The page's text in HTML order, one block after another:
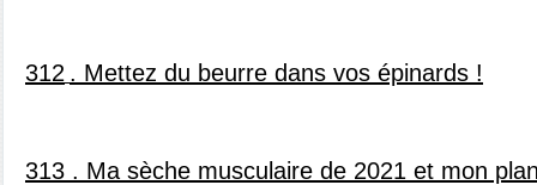
312 . Mettez du beurre dans vos épinards !
313 . Ma sèche musculaire de 2021 et mon